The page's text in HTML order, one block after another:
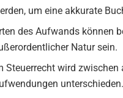
um eine akkurate
des Aufwands können
Natur sein.
Steuerrecht wird
unterschieden.